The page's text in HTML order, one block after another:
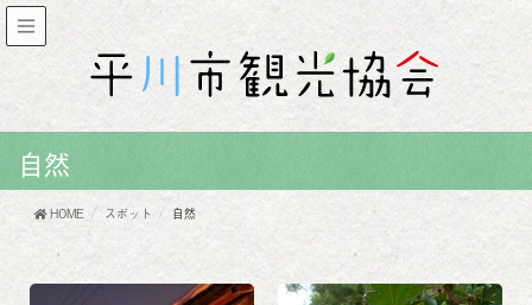
自然
HOME スポット 自然